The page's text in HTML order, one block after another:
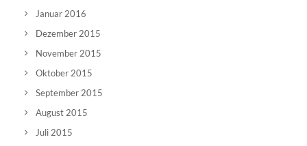
Januar 2016
Dezember 2015
November 2015
Oktober 2015
September 2015
August 2015
Juli 2015